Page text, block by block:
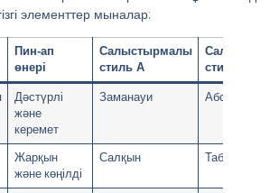
элементтер мыналар:
Пин-ап
өнері
Салыстырмалы
стиль A
стиль B
Дәстүрлі
және
керемет
Заманауи Абстрактты
Жарқын
және көңілді
Салқын Табиғи